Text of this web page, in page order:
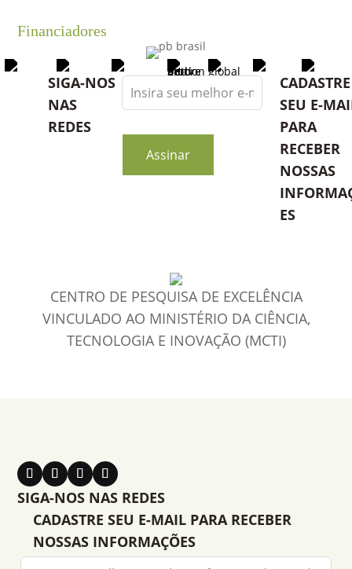
Financiadores
SIGA-NOS
NAS
REDES
Leave
this
blank
Assinar
CADASTRE
SEU E-
PARA
RECEBER
NOSSAS
ES
CENTRO DE PESQUISA DE EXCELÊNCIA
VINCULADO AO MINISTÉRIO DA CIÊNCIA,
TECNOLOGIA E INOVAÇÃO (MCTI)
SIGA-NOS NAS REDES
CADASTRE SEU E-MAIL PARA RECEBER
NOSSAS INFORMAÇÕES
Leave